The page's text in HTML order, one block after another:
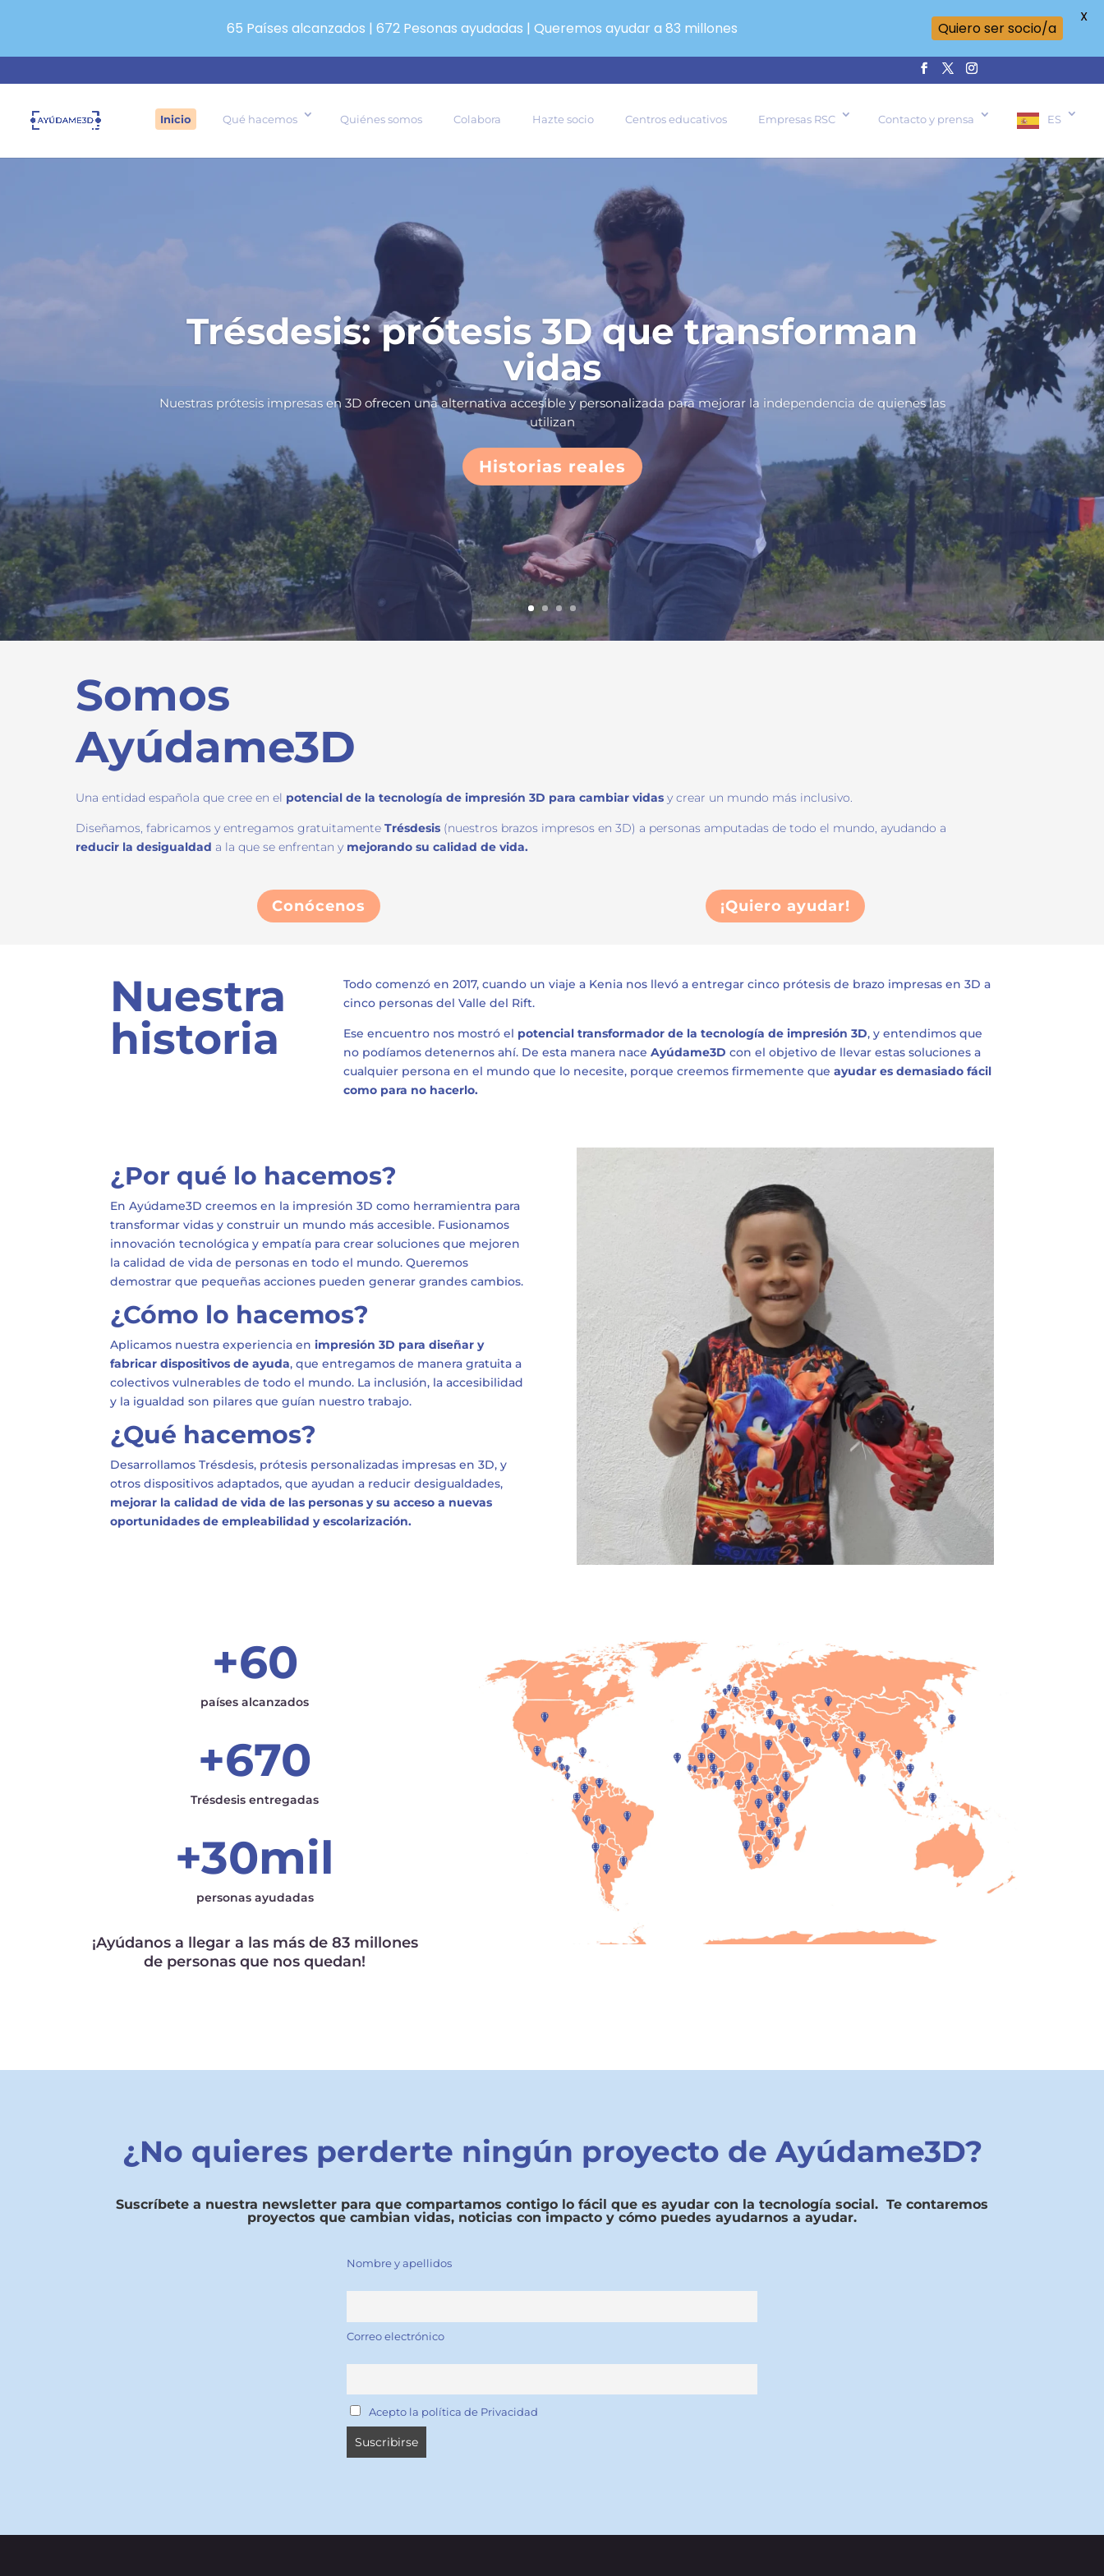
Inicio Qué hacemos Quiénes somos Colabora Hazte socio Centros educativos Empresas RSC Contacto y prensa ES
Trésdesis: prótesis 3D que transforman
vidas
Nuestras prótesis impresas en 3D ofrecen una alternativa accesible y personalizada para mejorar la independencia de quienes las
utilizan
Historias reales
Somos
Ayúdame3D
Una entidad española que cree en el potencial de la tecnología de impresión 3D para cambiar vidas y crear un mundo más inclusivo.
Diseñamos, fabricamos y entregamos gratuitamente Trésdesis (nuestros brazos impresos en 3D) a personas amputadas de todo el mundo, ayudando a
reducir la desigualdad a la que se enfrentan y mejorando su calidad de vida.
Conócenos ¡Quiero ayudar!
Nuestra
historia
Todo comenzó en 2017, cuando un viaje a Kenia nos llevó a entregar cinco prótesis de brazo impresas en 3D a
cinco personas del Valle del Rift.
Ese encuentro nos mostró el potencial transformador de la tecnología de impresión 3D, y entendimos que
no podíamos detenernos ahí. De esta manera nace Ayúdame3D con el objetivo de llevar estas soluciones a
cualquier persona en el mundo que lo necesite, porque creemos firmemente que ayudar es demasiado fácil
como para no hacerlo.
¿Por qué lo hacemos?
En Ayúdame3D creemos en la impresión 3D como herramientra para
transformar vidas y construir un mundo más accesible. Fusionamos
innovación tecnológica y empatía para crear soluciones que mejoren
la calidad de vida de personas en todo el mundo. Queremos
demostrar que pequeñas acciones pueden generar grandes cambios.
¿Cómo lo hacemos?
Aplicamos nuestra experiencia enimpresión 3D para diseñar y
fabricar dispositivos de ayuda, que entregamos de manera gratuita a
colectivos vulnerables de todo el mundo. La inclusión, la accesibilidad
y la igualdad son pilares que guían nuestro trabajo.
¿Qué hacemos?
Desarrollamos Trésdesis, prótesis personalizadas impresas en 3D, y
otros dispositivos adaptados, que ayudan a reducir desigualdades,
mejorar la calidad de vida de las personas y su acceso a nuevas
oportunidades de empleabilidad y escolarización.
+60
países alcanzados
+670
Trésdesis entregadas
+30mil
personas ayudadas
¡Ayúdanos a llegar a las más de 83 millones
de personas que nos quedan!
¿No quieres perderte ningún proyecto de Ayúdame3D?
Suscríbete a nuestra newsletter para que compartamos contigo lo fácil que es ayudar con la tecnología social. Te contaremos
proyectos que cambian vidas, noticias con impacto y cómo puedes ayudarnos a ayudar.
Nombre y apellidos
Correo electrónico
Acepto la política de Privacidad
65 Países alcanzados | 672 Pesonas ayudadas | Queremos ayudar a 83 millones Quiero ser socio/a
X